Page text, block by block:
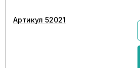
Артикул 52021